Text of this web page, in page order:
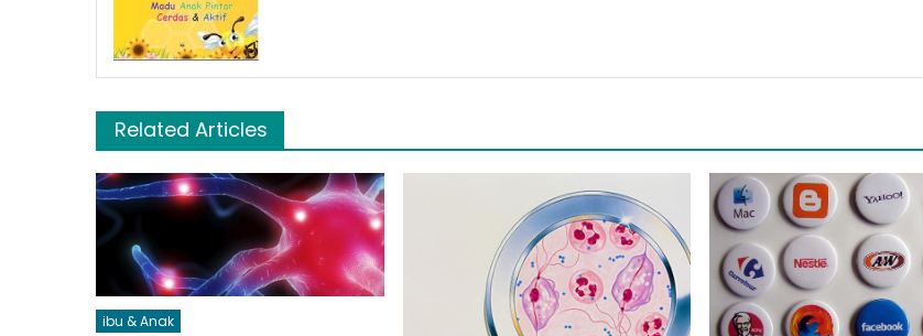
Related Articles
ibu & Anak